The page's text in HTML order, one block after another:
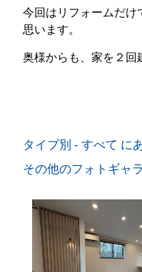
今回はリフォームだけ
思います。
奥様からも、家を２
タイプ別 - すべて に
その他のフォトギャ